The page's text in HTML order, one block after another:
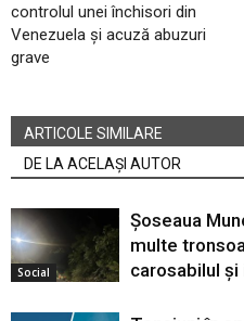
controlul unei închisori din
Venezuela și acuză abuzuri
grave
ARTICOLE SIMILARE
DE LA ACELAȘI AUTOR
Social
Șoseaua
multe
carosabilul